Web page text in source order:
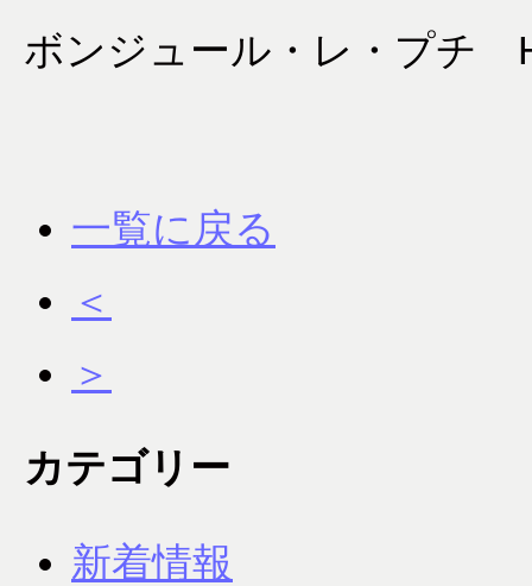
ボンジュール・レ・プチ
一覧に戻る
＜
＞
カテゴリー
新着情報